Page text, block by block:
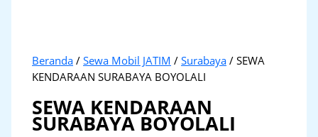
Beranda /Sewa Mobil JATIM /Surabaya / SEWA
KENDARAAN SURABAYA BOYOLALI
SEWA KENDARAAN
SURABAYA BOYOLALI